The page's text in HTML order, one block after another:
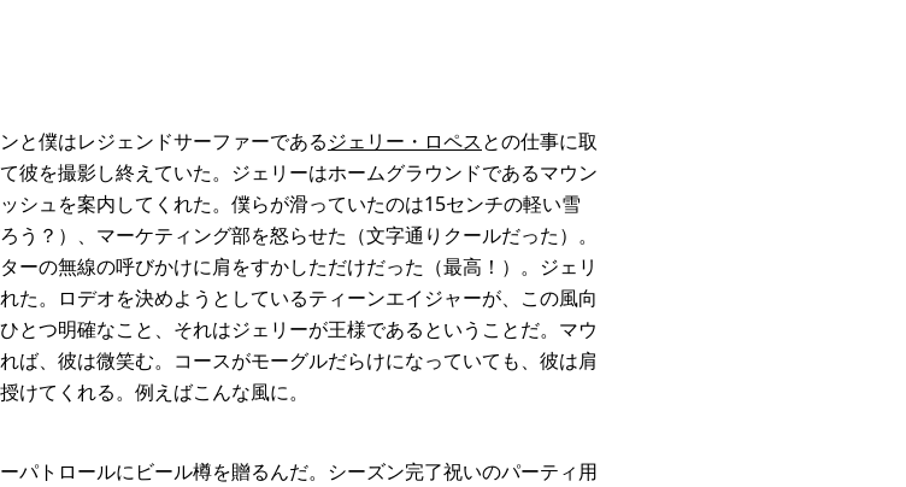
と僕はレジェンドサーファーであるジェリー・ロペスとの仕事に取
彼を撮影し終えていた。ジェリーはホームグラウンドであるマウン
シュを案内してくれた。僕らが滑っていたのは15センチの軽い雪
？）、マーケティング部を怒らせた（文字通りクールだった）。
ーの無線の呼びかけに肩をすかしただけだった（最高！）。ジェリ
た。ロデオを決めようとしているティーンエイジャーが、この風向
とつ明確なこと、それはジェリーが王様であるということだ。マウ
ば、彼は微笑む。コースがモーグルだらけになっていても、彼は肩
けてくれる。例えばこんな風に。
パトロールにビール樽を贈るんだ。シーズン完了祝いのパーティ用